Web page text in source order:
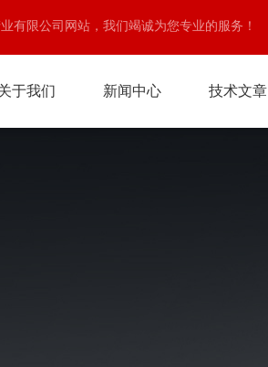
有限公司网站，我们竭诚为您专业的服务！
于我们 新闻中心 技术文章